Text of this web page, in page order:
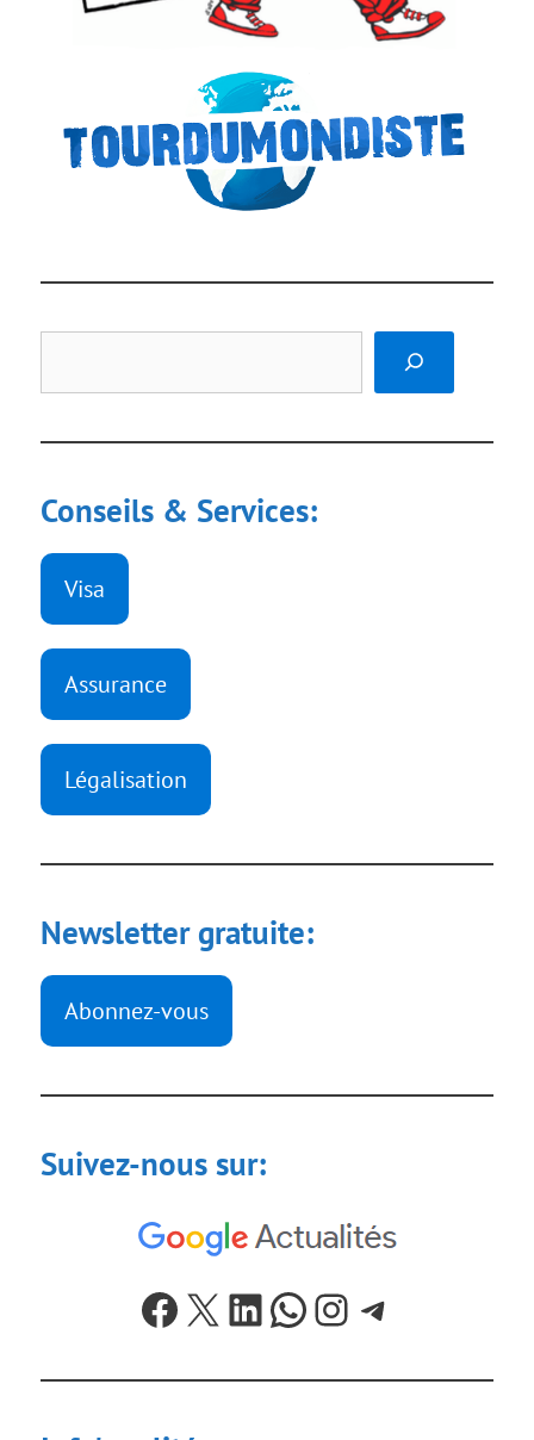
Conseils & Services:
Visa
Assurance
Légalisation
Newsletter gratuite:
Abonnez-vous
Suivez-nous sur:
Facebook
X LinkedIn
WhatsApp
Instagram
Telegram